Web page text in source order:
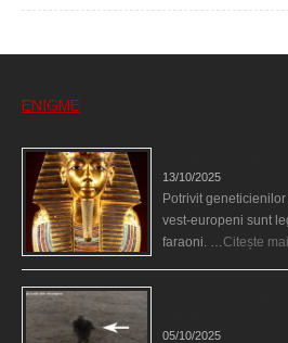
ENIGME
13/10/2025
Potrivit
vest-europeni sunt
faraoni. … Citește
05/10/2025